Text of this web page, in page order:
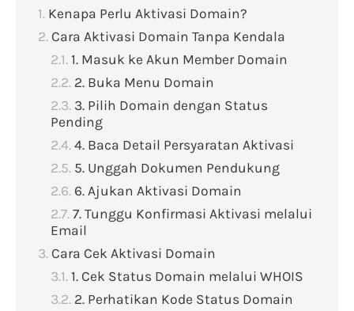
Kenapa Perlu Aktivasi Domain?
Cara Aktivasi Domain Tanpa Kendala
1. Masuk ke Akun Member Domain
2. Buka Menu Domain
3. Pilih Domain dengan Status
Pending
4. Baca Detail Persyaratan Aktivasi
5. Unggah Dokumen Pendukung
6. Ajukan Aktivasi Domain
7. Tunggu Konfirmasi Aktivasi melalui
Email
Cara Cek Aktivasi Domain
1. Cek Status Domain melalui WHOIS
2. Perhatikan Kode Status Domain